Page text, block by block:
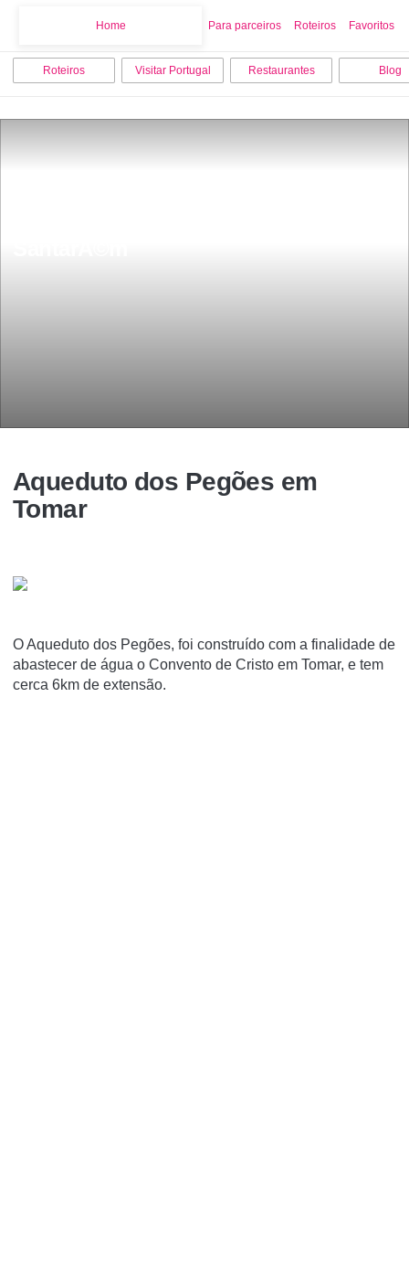
Home Para parceiros Roteiros Favoritos
Roteiros Visitar Portugal Restaurantes Blog
Aqueduto dos Pegões em
Tomar
O Aqueduto dos Pegões, foi construí­do com a finalidade de
abastecer de água o Convento de Cristo em Tomar, e tem
cerca 6km de extensão.